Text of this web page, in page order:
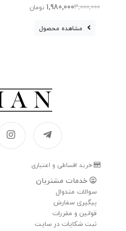
3,000,000
1,980,000تومان
مشاهده محصول
خرید اقساطی و اعتباری
خدمات مشتریان
سوالات متدوال
پیگیری سفارش
قوانین و مقررات
ثبت شکایات در سایت